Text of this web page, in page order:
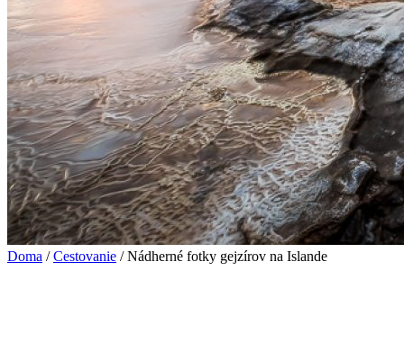
Doma /Cestovanie / Nádherné fotky gejzírov na Islande